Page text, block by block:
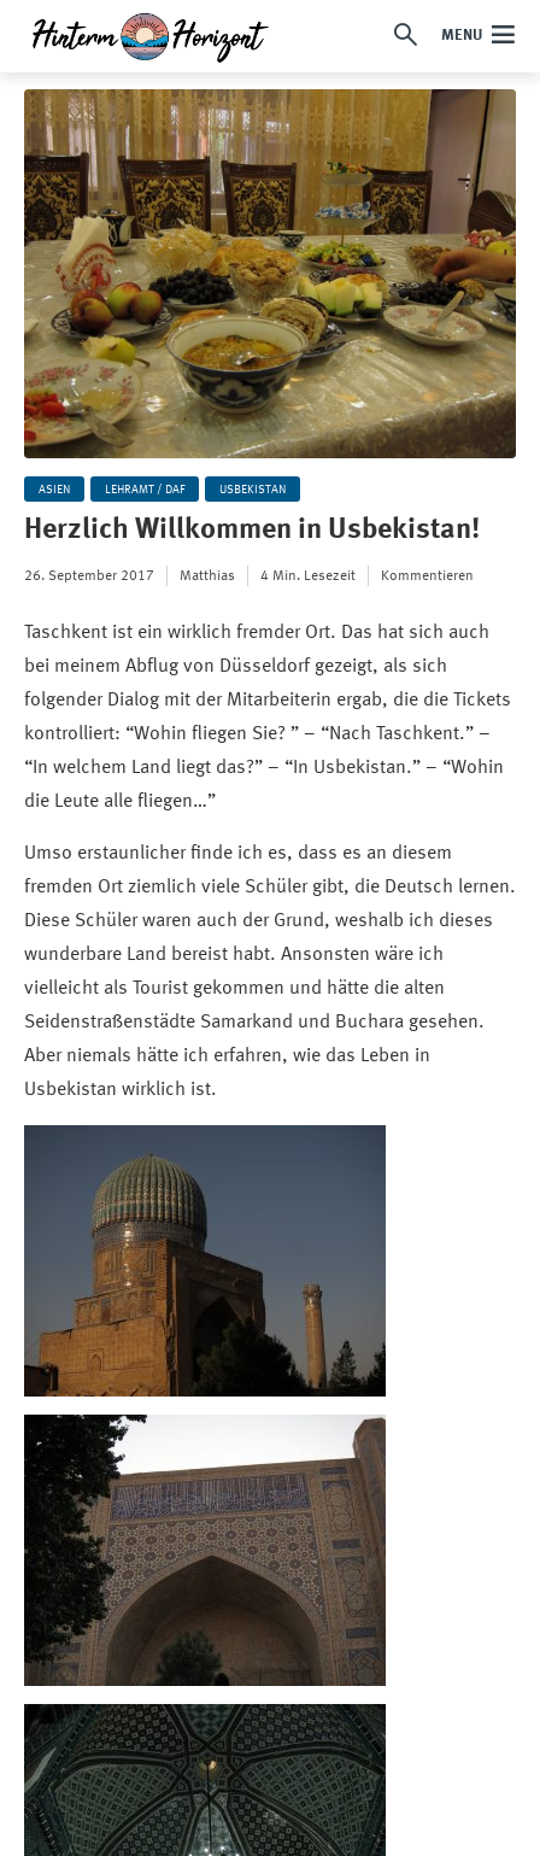
MENU
ASIEN LEHRAMT / DAF USBEKISTAN
Herzlich Willkommen in Usbekistan!
26. September 2017 Matthias 4 Min. Lesezeit Kommentieren
Taschkent ist ein wirklich fremder Ort. Das hat sich auch
bei meinem Abflug von Düsseldorf gezeigt, als sich
folgender Dialog mit der Mitarbeiterin ergab, die die Tickets
kontrolliert: “Wohin fliegen Sie? ” – “Nach Taschkent.” –
“In welchem Land liegt das?” – “In Usbekistan.” – “Wohin
die Leute alle fliegen…”
Umso erstaunlicher finde ich es, dass es an diesem
fremden Ort ziemlich viele Schüler gibt, die Deutsch lernen.
Diese Schüler waren auch der Grund, weshalb ich dieses
wunderbare Land bereist habt. Ansonsten wäre ich
vielleicht als Tourist gekommen und hätte die alten
Seidenstraßenstädte Samarkand und Buchara gesehen.
Aber niemals hätte ich erfahren, wie das Leben in
Usbekistan wirklich ist.